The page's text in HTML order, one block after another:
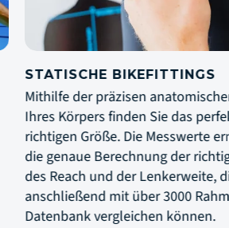
STATISCHE BIKEFITTINGS
Mithilfe der präzisen anatomischen
Ihres Körpers finden Sie das
richtigen Größe. Die Messwerte
die genaue Berechnung der
des Reach und der Lenkerweite,
anschließend mit über 3000
Datenbank vergleichen können.